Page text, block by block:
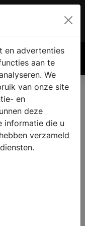
€ 0.00
en advertenties
aan te
We
van onze site
en
deze
informatie die u
verzameld